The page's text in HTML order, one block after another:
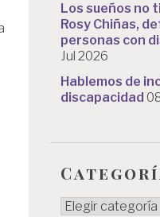
Los sueños no
Rosy Chiñas,
personas con
Jul 2026
Hablemos de
discapacidad
Categorías